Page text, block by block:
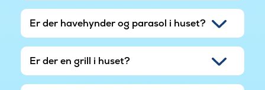
Er der havehynder og parasol i huset?
Er der en grill i huset?